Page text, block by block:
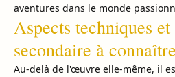
aventures dans le monde
Aspects techniques
secondaire à connaître
Au-delà de l'œuvre elle‑même, il